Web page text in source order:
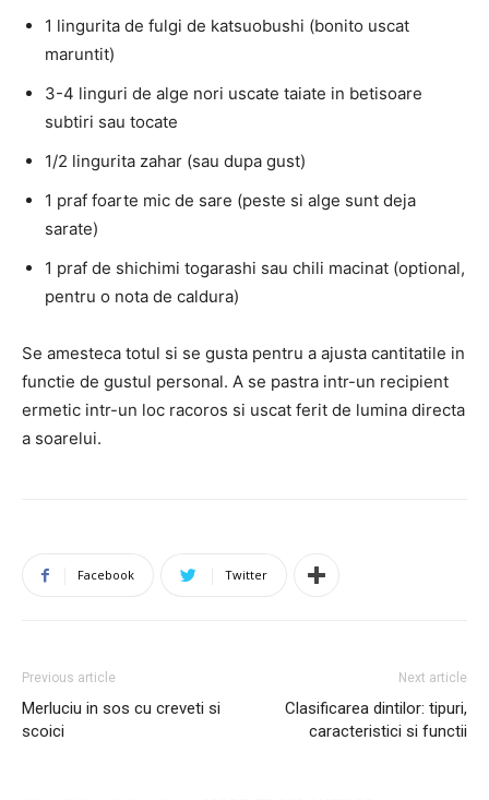
1 lingurita de fulgi de katsuobushi (bonito uscat
maruntit)
3-4 linguri de alge nori uscate taiate in betisoare
subtiri sau tocate
1/2 lingurita zahar (sau dupa gust)
1 praf foarte mic de sare (peste si alge sunt deja
sarate)
1 praf de shichimi togarashi sau chili macinat (optional,
pentru o nota de caldura)
Se amesteca totul si se gusta pentru a ajusta cantitatile in
functie de gustul personal. A se pastra intr-un recipient
ermetic intr-un loc racoros si uscat ferit de lumina directa
a soarelui.
Facebook Twitter
Previous article
Merluciu in sos cu creveti si
scoici
Next article
Clasificarea dintilor: tipuri,
caracteristici si functii